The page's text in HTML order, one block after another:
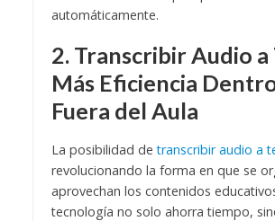
automáticamente.
2. Transcribir Audio a
Más Eficiencia
Fuera del Aula
La posibilidad detranscribir audio a
revolucionando la forma en que se
aprovechan los contenidos
tecnología no solo ahorra tiempo,